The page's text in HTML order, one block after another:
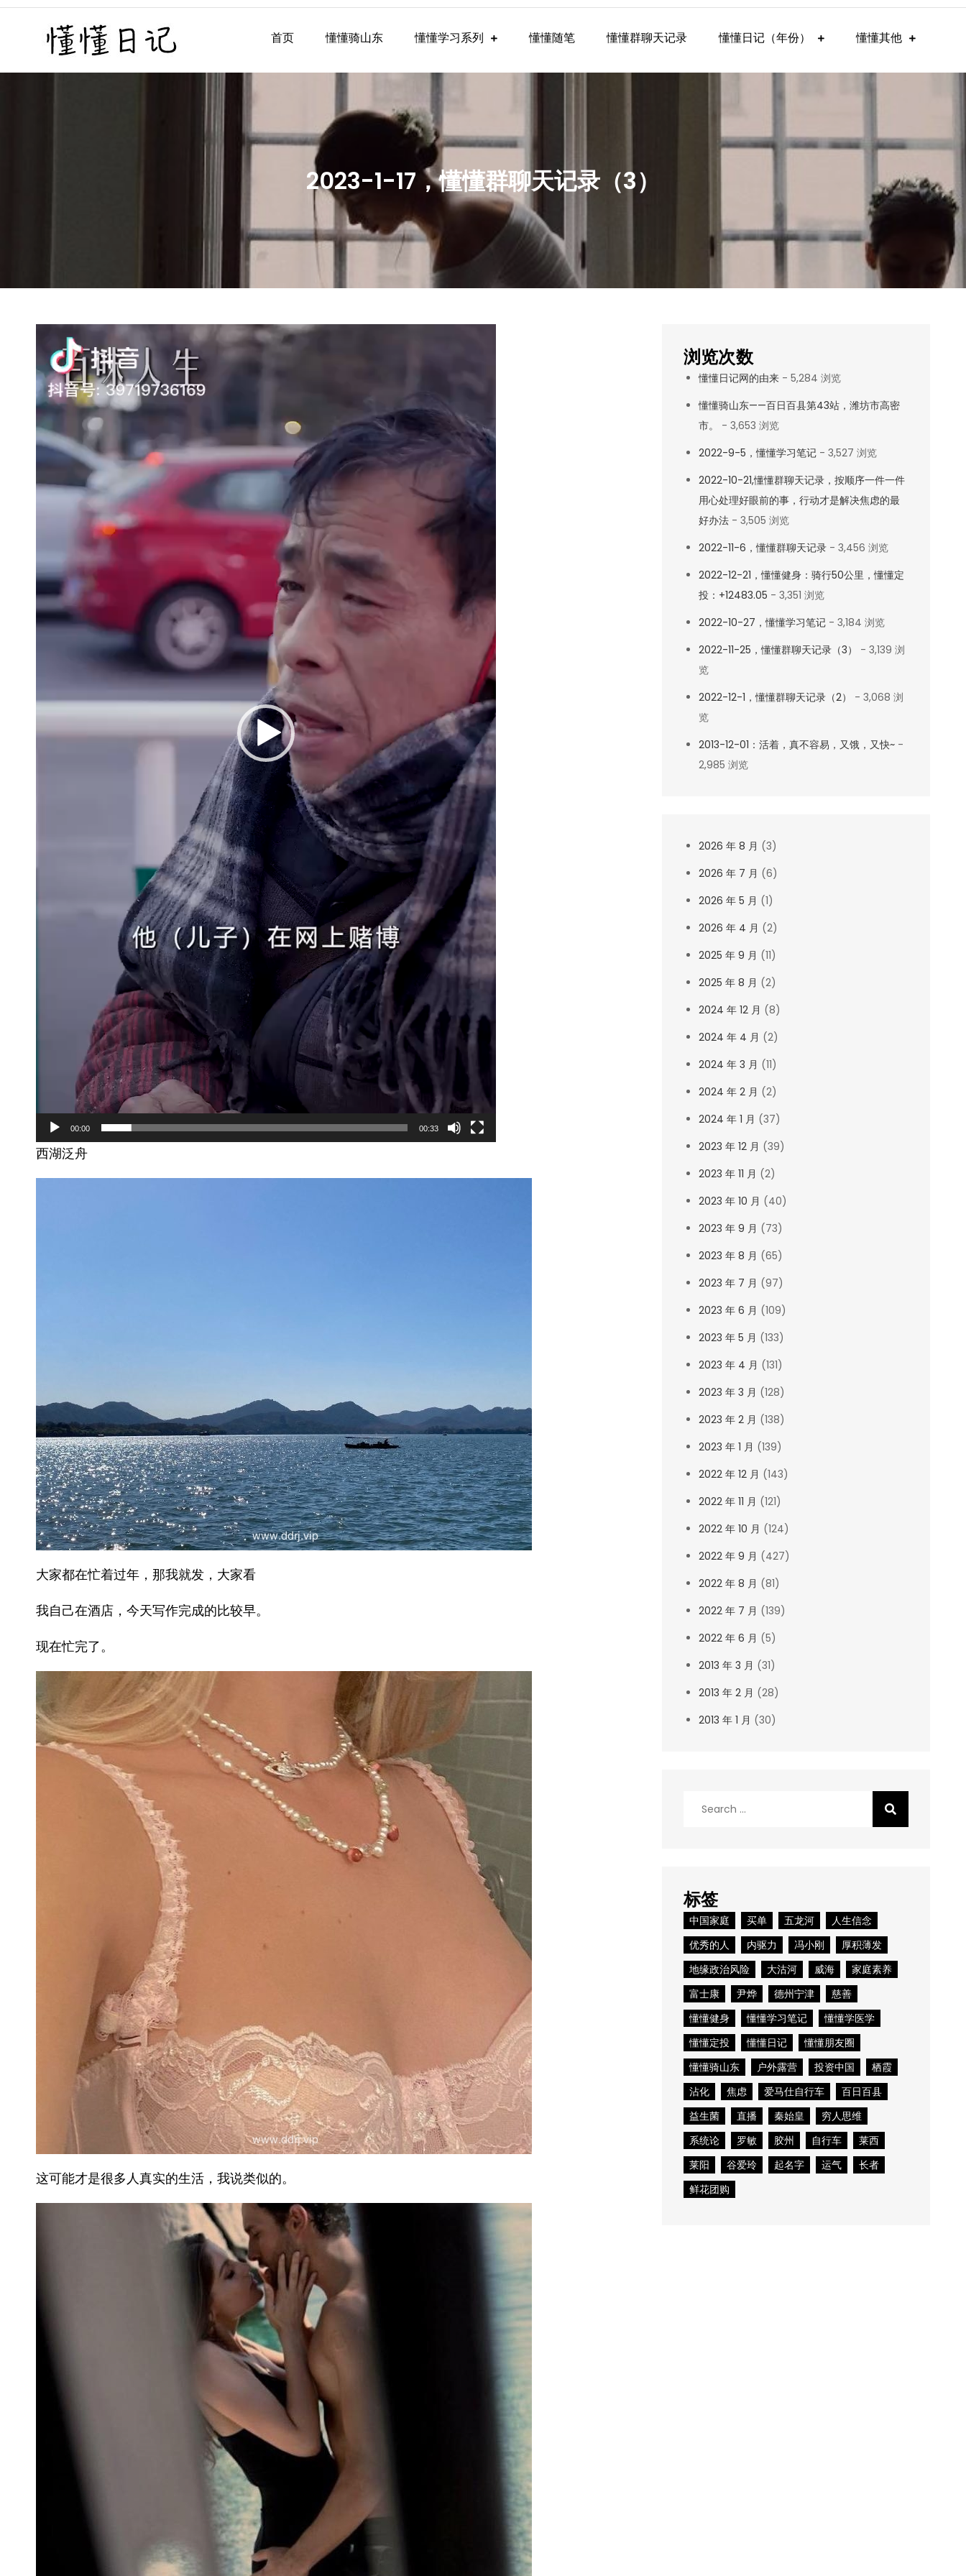
Skip
懂懂日记
懂懂日记网每天同步更新懂懂学习群内容
首页 懂懂骑山东 懂懂学习系列 懂懂随笔 懂懂群聊天记录 懂懂日记（年份） 懂懂其他
2023-1-17，懂懂群聊天记录（3）
播
放
器
00:00 00:33
西湖泛舟 ​​​
大家都在忙着过年，那我就发，大家看
我自己在酒店，今天写作完成的比较早。
现在忙完了。
这可能才是很多人真实的生活，我说类似的。
浏览次数
懂懂日记网的由来- 5,284 浏览
懂懂骑山东——百日百县第43站，潍坊市高密
市。
- 3,653 浏览
2022-9-5，懂懂学习笔记- 3,527 浏览
2022-10-21,懂懂群聊天记录，按顺序一件一件
用心处理好眼前的事，行动才是解决焦虑的最
好办法- 3,505 浏览
2022-11-6，懂懂群聊天记录- 3,456 浏览
2022-12-21，懂懂健身：骑行50公里，懂懂定
投：+12483.05 - 3,351 浏览
2022-10-27，懂懂学习笔记- 3,184 浏览
2022-11-25，懂懂群聊天记录（3）
- 3,139 浏
览
2022-12-1，懂懂群聊天记录（2）
- 3,068 浏
览
2013-12-01：活着，真不容易，又饿，又快~-
2,985 浏览
2026 年 8 月 (3)
2026 年 7 月 (6)
2026 年 5 月 (1)
2026 年 4 月 (2)
2025 年 9 月 (11)
2025 年 8 月 (2)
2024 年 12 月 (8)
2024 年 4 月 (2)
2024 年 3 月 (11)
2024 年 2 月 (2)
2024 年 1 月 (37)
2023 年 12 月 (39)
2023 年 11 月 (2)
2023 年 10 月 (40)
2023 年 9 月 (73)
2023 年 8 月 (65)
2023 年 7 月 (97)
2023 年 6 月 (109)
2023 年 5 月 (133)
2023 年 4 月 (131)
2023 年 3 月 (128)
2023 年 2 月 (138)
2023 年 1 月 (139)
2022 年 12 月 (143)
2022 年 11 月 (121)
2022 年 10 月 (124)
2022 年 9 月 (427)
2022 年 8 月 (81)
2022 年 7 月 (139)
2022 年 6 月 (5)
2013 年 3 月 (31)
2013 年 2 月 (28)
2013 年 1 月 (30)
标签
中国家庭 买单 五龙河
人生信念
优秀的人
内驱力 冯小刚
厚积薄发
地缘政治风险
大沽河 威海
家庭素养
富士康
尹烨 德州宁津
慈善
懂懂健身
懂懂学习笔记
懂懂学医学
懂懂定投
懂懂日记
懂懂朋友圈
懂懂骑山东
户外露营 投资中国
栖霞
沾化
焦虑 爱马仕自行车
百日百县
益生菌
直播 秦始皇
穷人思维
系统论
罗敏 胶州 自行车
莱西
莱阳
谷爱玲 起名字 运气
长者
鲜花团购